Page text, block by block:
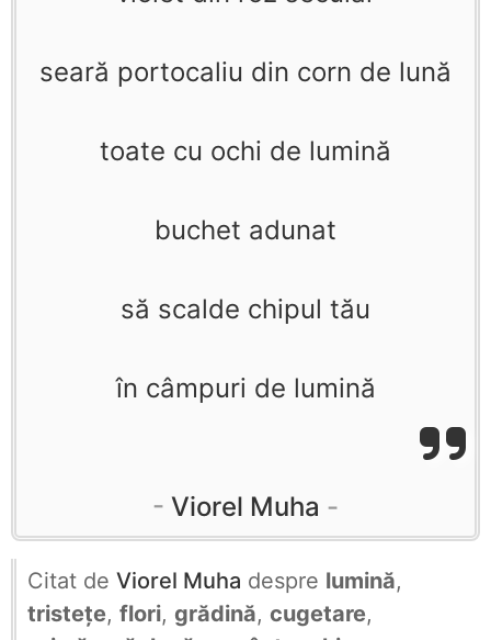
seară portocaliu din corn de lună
toate cu ochi de lumină
buchet adunat
să scalde chipul tău
în câmpuri de lumină
Viorel Muha
Citat de Viorel Muha despre lumină,
tristețe, flori, grădină, cugetare,